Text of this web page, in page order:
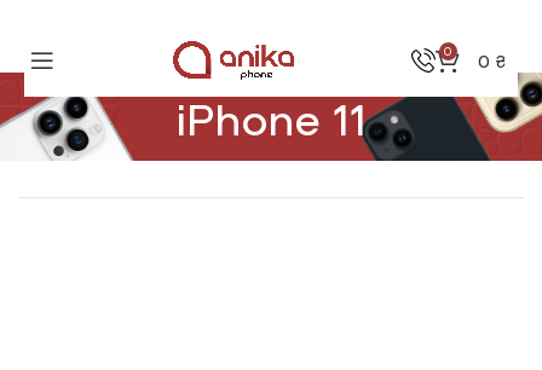
0 0 ₴
iPhone 11